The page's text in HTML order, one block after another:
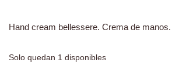
Hand cream bellessere. Crema de manos.
Solo quedan 1 disponibles